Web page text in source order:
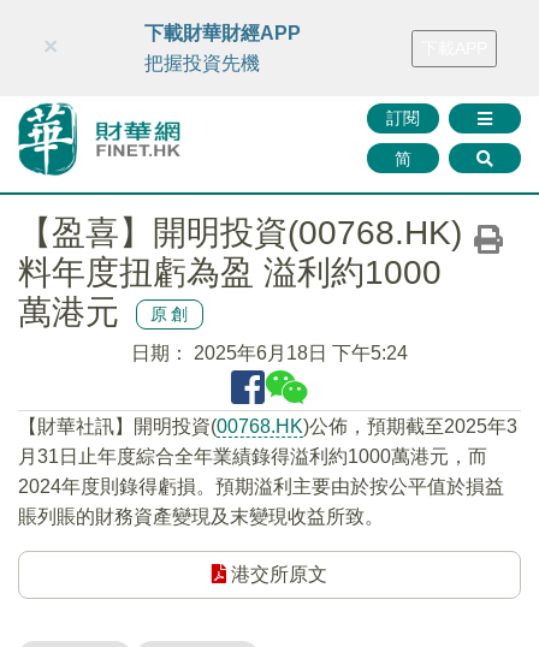
財華智庫網 FINTV FINMETA 財華證券 媒體矩陣
訂閱
简
×
下載財華財經APP
把握投資先機
【盈喜】開明投資(00768.HK)
料年度扭虧為盈 溢利約1000
萬港元
原創
日期： 2025年6月18日 下午5:24
【財華社訊】開明投資(00768.HK)公佈，預期截至2025年3
月31日止年度綜合全年業績錄得溢利約1000萬港元，而
2024年度則錄得虧損。預期溢利主要由於按公平值於損益
賬列賬的財務資產變現及末變現收益所致。
港交所原文